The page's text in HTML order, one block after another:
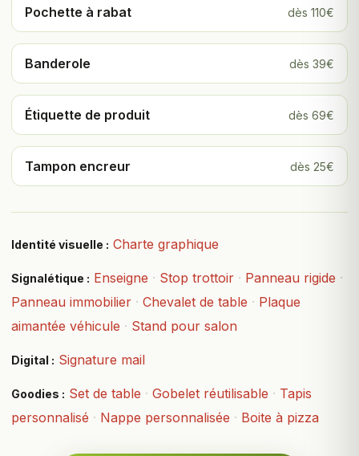
Pochette à rabat dès 110€
Banderole dès 39€
Étiquette de produit dès 69€
Tampon encreur dès 25€
Identité visuelle : Charte graphique
Signalétique : Enseigne · Stop trottoir · Panneau rigide ·
Panneau immobilier · Chevalet de table · Plaque
aimantée véhicule · Stand pour salon
Digital : Signature mail
Goodies : Set de table · Gobelet réutilisable · Tapis
personnalisé · Nappe personnalisée · Boite à pizza